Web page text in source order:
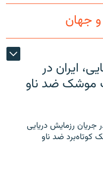
جهان
ایران در
موشک ضد ناو
جریان رزمایش دریایی
ضد ناو